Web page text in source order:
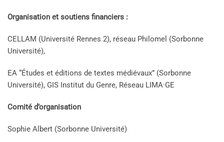
Organisation et soutiens financiers :
CELLAM (Université Rennes 2), réseau Philomel (Sorbonne
Université),
EA “Études et éditions de textes médiévaux” (Sorbonne
Université), GIS Institut du Genre, Réseau LIMA·GE
Comité d’organisation
Sophie Albert (Sorbonne Université)